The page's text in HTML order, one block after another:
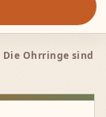
Die Ohrringe sind